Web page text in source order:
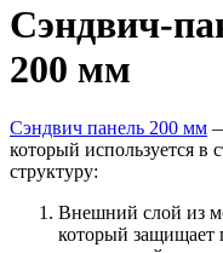
Сэндвич-
200 мм
Сэндвич панель 200 мм
который используется в
структуру:
Внешний слой из
который защищает